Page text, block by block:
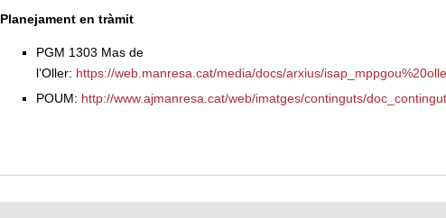
Planejament en tràmit
PGM 1303 Mas de
l’Oller: https://web.manresa.cat/media/docs/arxius/
POUM: http://www.ajmanresa.cat/web/imatges/continguts/